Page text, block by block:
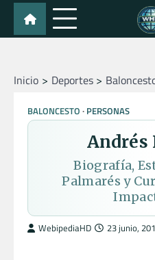
Skip
content
Inicio Deportes
BALONCESTO PERSONAS
Andrés
Biografía,
Palmarés y
WebipediaHD 23 junio,